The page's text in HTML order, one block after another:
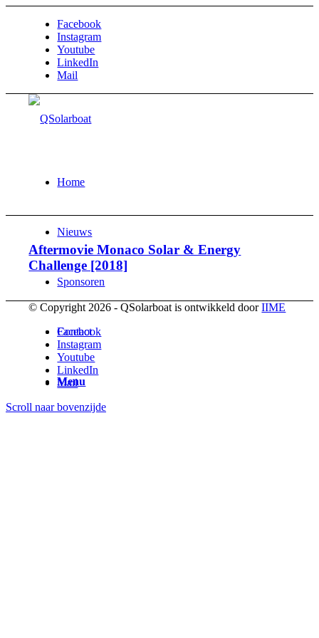
Facebook
Instagram
Youtube
LinkedIn
Mail
Home
Nieuws
Sponsoren
Contact
Menu
Aftermovie Monaco Solar & Energy
Challenge [2018]
© Copyright 2026 - QSolarboat is ontwikkeld doorIIME
Facebook
Instagram
Youtube
LinkedIn
Mail
Scroll naar bovenzijde